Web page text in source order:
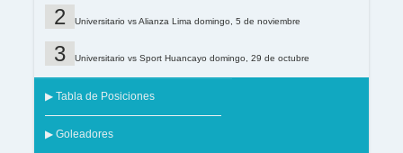
Universitario vs Alianza Lima domingo, 5 de noviembre
Universitario vs Sport Huancayo domingo, 29 de octubre
▶ Tabla de Posiciones
▶ Goleadores